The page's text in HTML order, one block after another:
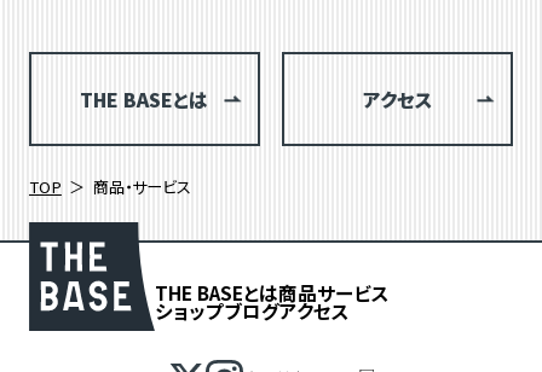
THE BASEとは アクセス
TOP 商品・サービス
THE BASEとは商品サービス
ショップブログアクセス